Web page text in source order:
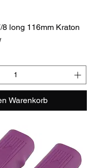
long 116mm Kraton
Warenkorb